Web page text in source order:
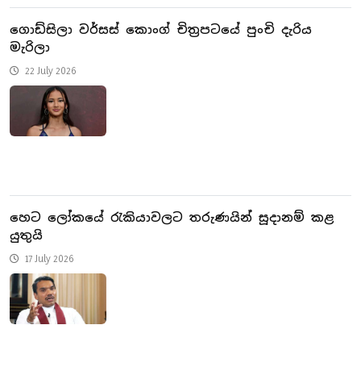
ගොඩ්සිලා වර්සස් කොංග් චිත්‍රපටයේ පුංචි දැරිය
මැරිලා
22 July 2026
හෙට ලෝකයේ රැකියාවලට තරුණයින් සූදානම් කළ
යුතුයි
17 July 2026